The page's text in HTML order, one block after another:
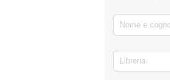
Nome e cognome
Libreria